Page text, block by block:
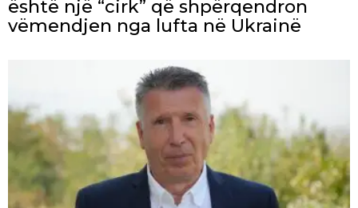
është një “cirk” që shpërqendron
vëmendjen nga lufta në Ukrainë